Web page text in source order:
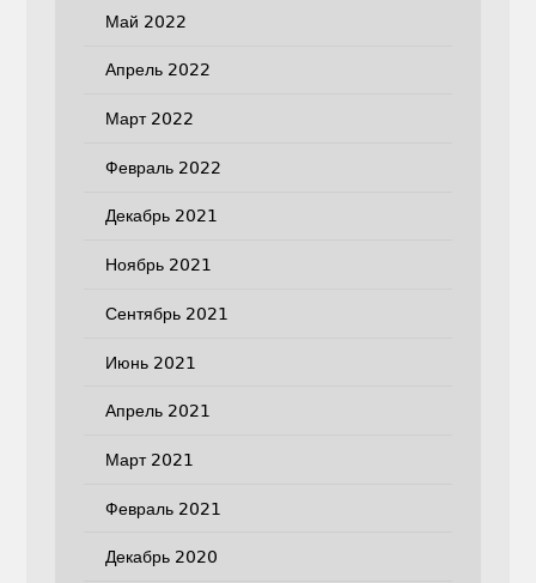
Май 2022
Апрель 2022
Март 2022
Февраль 2022
Декабрь 2021
Ноябрь 2021
Сентябрь 2021
Июнь 2021
Апрель 2021
Март 2021
Февраль 2021
Декабрь 2020